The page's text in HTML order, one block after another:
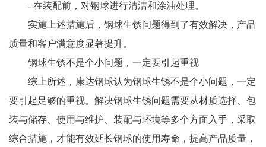
- 在装配前，对钢球进行清洁和涂油处理。
实施上述措施后，钢球生锈问题得到了有效解决，产品
质量和客户满意度显著提升。
钢球生锈不是个小问题，一定要引起重视
综上所述，康达钢球认为钢球生锈不是个小问题，一定
要引起足够的重视。解决钢球生锈问题需要从材质选择、包
装与储存、使用与维护、装配与环境等多个方面入手，采取
综合措施，才能有效延长钢球的使用寿命，提高产品质量，